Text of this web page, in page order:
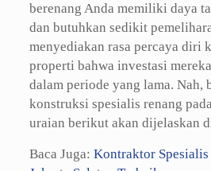
berenang Anda memiliki daya
dan butuhkan sedikit
menyediakan rasa percaya diri
properti bahwa investasi
dalam periode yang lama. Nah,
konstruksi spesialis renang
uraian berikut akan dijelaskan
Baca Juga: Kontraktor